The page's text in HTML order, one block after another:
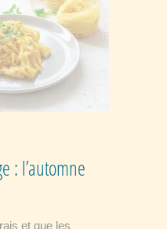
: l’automne
et que les